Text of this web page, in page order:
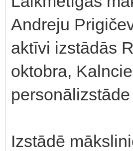
Andreju
aktīvi izstādās
oktobra,
Izstādē